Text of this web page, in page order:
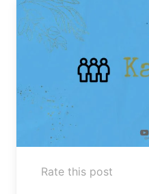
Rate this post